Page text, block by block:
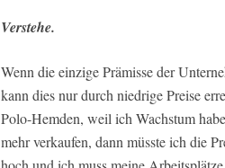
Verstehe.
Wenn die einzige Prämisse der
kann dies nur durch niedrige Preise
Polo-Hemden, weil ich Wachstum
mehr verkaufen, dann müsste ich die